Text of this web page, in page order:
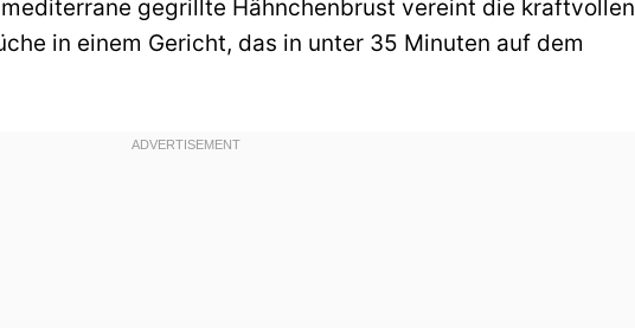
gegrillte Hähnchenbrust vereint die kraftvollen
in einem Gericht, das in unter 35 Minuten auf dem